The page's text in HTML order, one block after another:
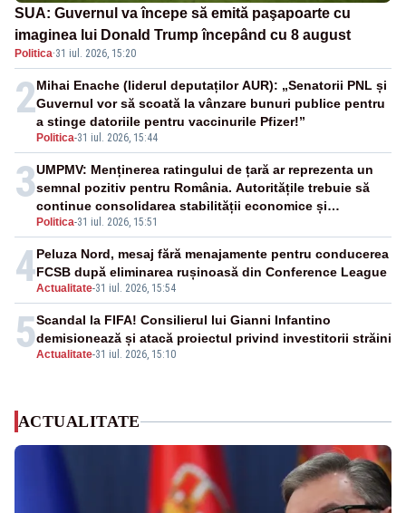
SUA: Guvernul va începe să emită paşapoarte cu
imaginea lui Donald Trump începând cu 8 august
Politica·31 iul. 2026, 15:20
2
Politica-31 iul. 2026, 15:44
Mihai Enache (liderul deputaților AUR): „Senatorii PNL și
Guvernul vor să scoată la vânzare bunuri publice pentru
a stinge datoriile pentru vaccinurile Pfizer!”
3
Politica-31 iul. 2026, 15:51
UMPMV: Menținerea ratingului de țară ar reprezenta un
semnal pozitiv pentru România. Autoritățile trebuie să
continue consolidarea stabilității economice și
financiare
4Actualitate-31 iul. 2026, 15:54
Peluza Nord, mesaj fără menajamente pentru conducerea
FCSB după eliminarea rușinoasă din Conference League
5Actualitate-31 iul. 2026, 15:10
Scandal la FIFA! Consilierul lui Gianni Infantino
demisionează și atacă proiectul privind investitorii străini
ACTUALITATE